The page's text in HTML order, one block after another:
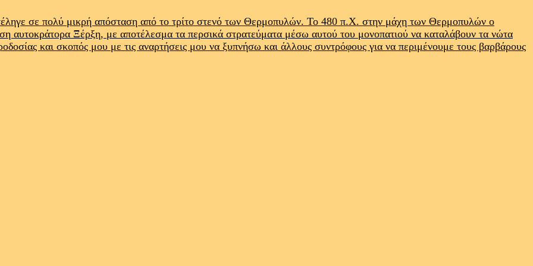
σε πολύ μικρή απόσταση από το τρίτο στενό των Θερμοπυλών. Το 480 π.Χ. στην μάχη των Θερμοπυλών ο
αυτοκράτορα Ξέρξη, με αποτέλεσμα τα περσικά στρατεύματα μέσω αυτού του μονοπατιού να καταλάβουν τα νώτα
και σκοπός μου με τις αναρτήσεις μου να ξυπνήσω και άλλους συντρόφους για να περιμένουμε τους βαρβάρους